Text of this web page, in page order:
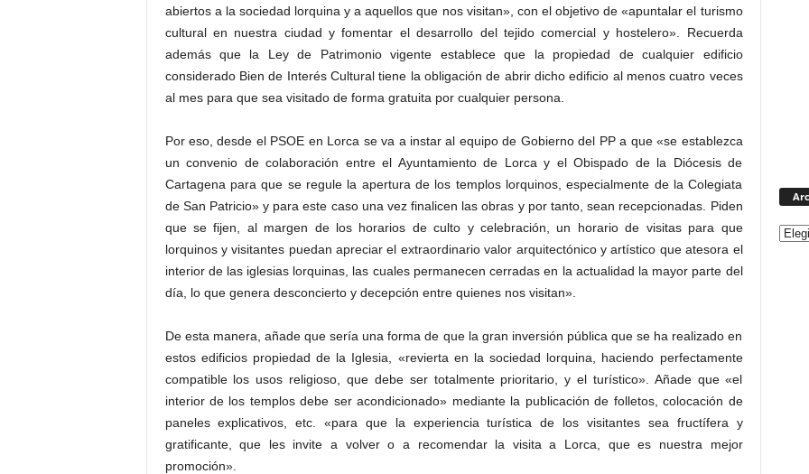
abiertos a la sociedad lorquina y a aquellos que nos visitan», con el objetivo de «apuntalar el turismo
cultural en nuestra ciudad y fomentar el desarrollo del tejido comercial y hostelero». Recuerda
además que la Ley de Patrimonio vigente establece que la propiedad de cualquier edificio
considerado Bien de Interés Cultural tiene la obligación de abrir dicho edificio al menos cuatro veces
al mes para que sea visitado de forma gratuita por cualquier persona.
Por eso, desde el PSOE en Lorca se va a instar al equipo de Gobierno del PP a que «se establezca
un convenio de colaboración entre el Ayuntamiento de Lorca y el Obispado de la Diócesis de
Cartagena para que se regule la apertura de los templos lorquinos, especialmente de la Colegiata
de San Patricio» y para este caso una vez finalicen las obras y por tanto, sean recepcionadas. Piden
que se fijen, al margen de los horarios de culto y celebración, un horario de visitas para que
lorquinos y visitantes puedan apreciar el extraordinario valor arquitectónico y artístico que atesora el
interior de las iglesias lorquinas, las cuales permanecen cerradas en la actualidad la mayor parte del
día, lo que genera desconcierto y decepción entre quienes nos visitan».
De esta manera, añade que sería una forma de que la gran inversión pública que se ha realizado en
estos edificios propiedad de la Iglesia, «revierta en la sociedad lorquina, haciendo perfectamente
compatible los usos religioso, que debe ser totalmente prioritario, y el turístico». Añade que «el
interior de los templos debe ser acondicionado» mediante la publicación de folletos, colocación de
paneles explicativos, etc. «para que la experiencia turística de los visitantes sea fructífera y
gratificante, que les invite a volver o a recomendar la visita a Lorca, que es nuestra mejor
promoción».